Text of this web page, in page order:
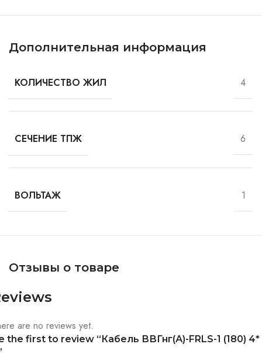
Дополнительная информация
КОЛИЧЕСТВО ЖИЛ 4
СЕЧЕНИЕ ТПЖ 6
ВОЛЬТАЖ 1
Отзывы о товаре
are no reviews yet.
the first to review “Кабель ВВГнг(А)-FRLS-1 (180) 4*